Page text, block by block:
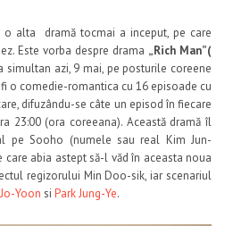
alta dramă tocmai a inceput, pe care
Este vorba despre drama „Rich Man”(
simultan azi, 9 mai, pe posturile coreene
o comedie-romantica cu 16 episoade cu
difuzându-se câte un episod în fiecare
23:00 (ora coreeana). Această dramă îl
pe Sooho (numele sau real Kim Jun-
care abia astept să-l văd în aceasta noua
regizorului Min Doo-sik, iar scenariul
Yoon si Park Jung-Ye.